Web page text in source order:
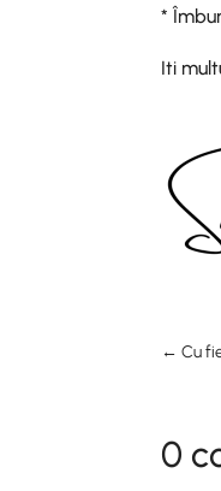
*
Iti
←Cu
0